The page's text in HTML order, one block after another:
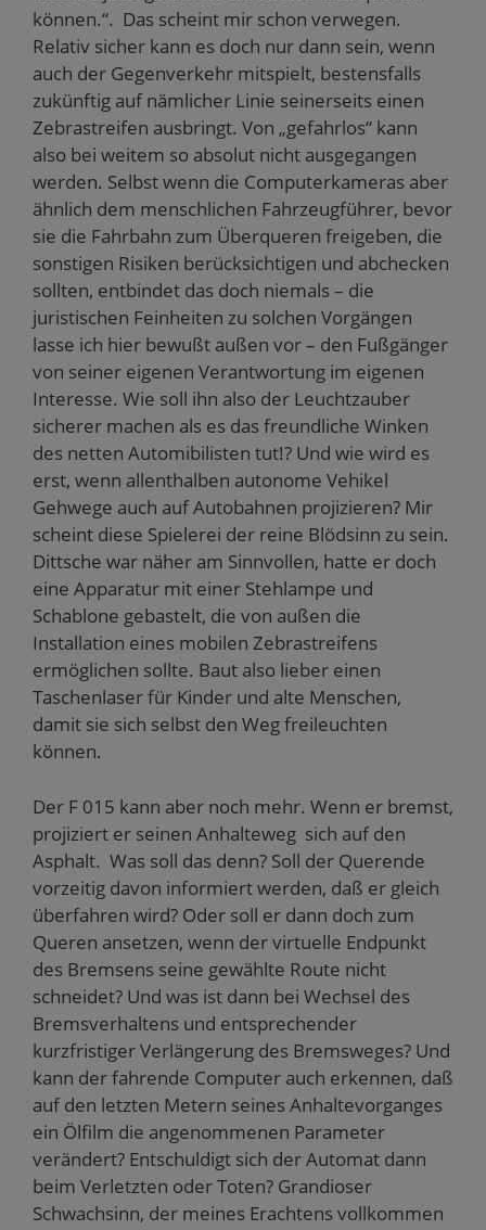
können.“. Das scheint mir schon verwegen.
Relativ sicher kann es doch nur dann sein, wenn
auch der Gegenverkehr mitspielt, bestensfalls
zukünftig auf nämlicher Linie seinerseits einen
Zebrastreifen ausbringt. Von „gefahrlos“ kann
also bei weitem so absolut nicht ausgegangen
werden. Selbst wenn die Computerkameras aber
ähnlich dem menschlichen Fahrzeugführer, bevor
sie die Fahrbahn zum Überqueren freigeben, die
sonstigen Risiken berücksichtigen und abchecken
sollten, entbindet das doch niemals – die
juristischen Feinheiten zu solchen Vorgängen
lasse ich hier bewußt außen vor – den Fußgänger
von seiner eigenen Verantwortung im eigenen
Interesse. Wie soll ihn also der Leuchtzauber
sicherer machen als es das freundliche Winken
des netten Automibilisten tut!? Und wie wird es
erst, wenn allenthalben autonome Vehikel
Gehwege auch auf Autobahnen projizieren? Mir
scheint diese Spielerei der reine Blödsinn zu sein.
Dittsche war näher am Sinnvollen, hatte er doch
eine Apparatur mit einer Stehlampe und
Schablone gebastelt, die von außen die
Installation eines mobilen Zebrastreifens
ermöglichen sollte. Baut also lieber einen
Taschenlaser für Kinder und alte Menschen,
damit sie sich selbst den Weg freileuchten
können.
Der F 015 kann aber noch mehr. Wenn er bremst,
projiziert er seinen Anhalteweg sich auf den
Asphalt. Was soll das denn? Soll der Querende
vorzeitig davon informiert werden, daß er gleich
überfahren wird? Oder soll er dann doch zum
Queren ansetzen, wenn der virtuelle Endpunkt
des Bremsens seine gewählte Route nicht
schneidet? Und was ist dann bei Wechsel des
Bremsverhaltens und entsprechender
kurzfristiger Verlängerung des Bremsweges? Und
kann der fahrende Computer auch erkennen, daß
auf den letzten Metern seines Anhaltevorganges
ein Ölfilm die angenommenen Parameter
verändert? Entschuldigt sich der Automat dann
beim Verletzten oder Toten? Grandioser
Schwachsinn, der meines Erachtens vollkommen